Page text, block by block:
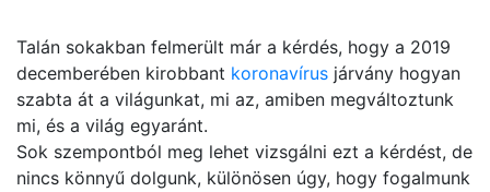
Talán sokakban felmerült már a kérdés, hogy a 2019
decemberében kirobbant koronavírus járvány hogyan
szabta át a világunkat, mi az, amiben megváltoztunk
mi, és a világ egyaránt.
Sok szempontból meg lehet vizsgálni ezt a kérdést, de
nincs könnyű dolgunk, különösen úgy, hogy fogalmunk